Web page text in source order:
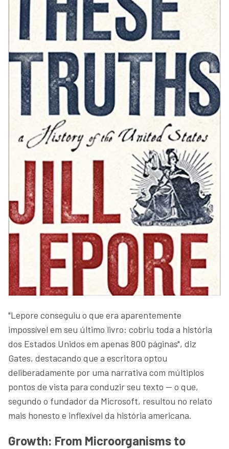
"Lepore conseguiu o que era aparentemente
impossível em seu último livro: cobriu toda a história
dos Estados Unidos em apenas 800 páginas", diz
Gates, destacando que a escritora optou
deliberadamente por uma narrativa com múltiplos
pontos de vista para conduzir seu texto — o que,
segundo o fundador da Microsoft, resultou no relato
mais honesto e inflexível da história americana.
Growth: From Microorganisms to